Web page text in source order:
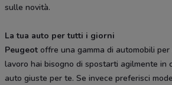
sulle novità.
La tua auto per tutti i giorni
Peugeot offre una gamma di automobili
lavoro hai bisogno di spostarti agilmente in
auto giuste per te. Se invece preferisci